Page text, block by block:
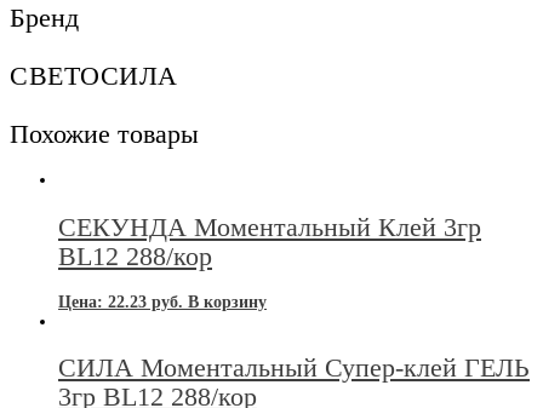
уп
Бренд
СВЕТОСИЛА
Похожие товары
СЕКУНДА Моментальный Клей 3гр
BL12 288/кор
Цена: 22.23 руб. В корзину
СИЛА Моментальный Супер-клей ГЕЛЬ
3гр BL12 288/кор